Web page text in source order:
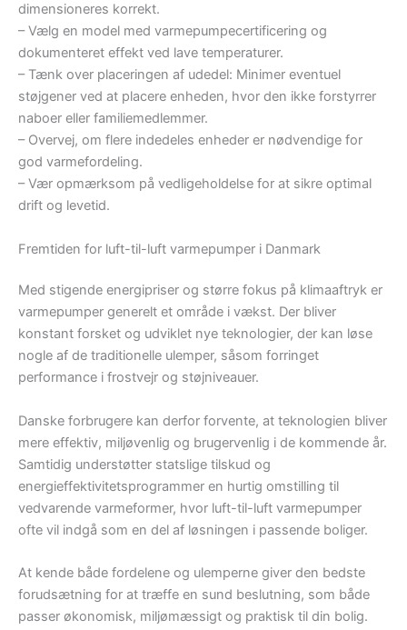
dimensioneres korrekt.
– Vælg en model med varmepumpecertificering og
dokumenteret effekt ved lave temperaturer.
– Tænk over placeringen af udedel: Minimer eventuel
støjgener ved at placere enheden, hvor den ikke forstyrrer
naboer eller familiemedlemmer.
– Overvej, om flere indedeles enheder er nødvendige for
god varmefordeling.
– Vær opmærksom på vedligeholdelse for at sikre optimal
drift og levetid.
Fremtiden for luft-til-luft varmepumper i Danmark
Med stigende energipriser og større fokus på klimaaftryk er
varmepumper generelt et område i vækst. Der bliver
konstant forsket og udviklet nye teknologier, der kan løse
nogle af de traditionelle ulemper, såsom forringet
performance i frostvejr og støjniveauer.
Danske forbrugere kan derfor forvente, at teknologien bliver
mere effektiv, miljøvenlig og brugervenlig i de kommende år.
Samtidig understøtter statslige tilskud og
energieffektivitetsprogrammer en hurtig omstilling til
vedvarende varmeformer, hvor luft-til-luft varmepumper
ofte vil indgå som en del af løsningen i passende boliger.
At kende både fordelene og ulemperne giver den bedste
forudsætning for at træffe en sund beslutning, som både
passer økonomisk, miljømæssigt og praktisk til din bolig.